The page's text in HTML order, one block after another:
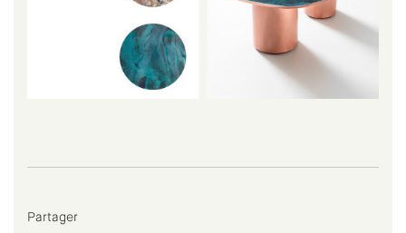
Partager